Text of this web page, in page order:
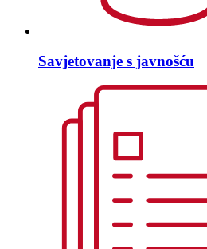
Savjetovanje s javnošću